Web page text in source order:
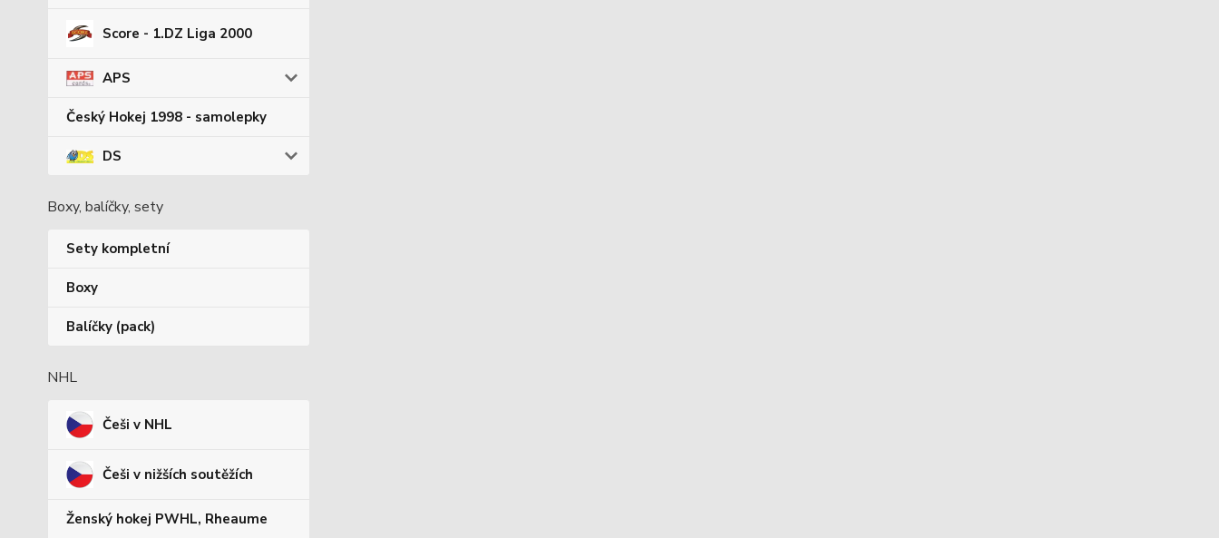
Score - 1.DZ Liga 2000
APS
Český Hokej 1998 - samolepky
DS
Boxy, balíčky, sety
Sety kompletní
Boxy
Balíčky (pack)
NHL
Češi v NHL
Češi v nižších soutěžích
Ženský hokej PWHL, Rheaume